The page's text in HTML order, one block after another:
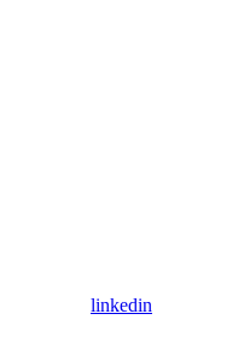
linkedin